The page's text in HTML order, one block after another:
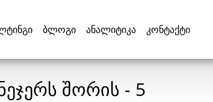
ბლოგი ანალიტიკა კონტაქტი
შორის - 5